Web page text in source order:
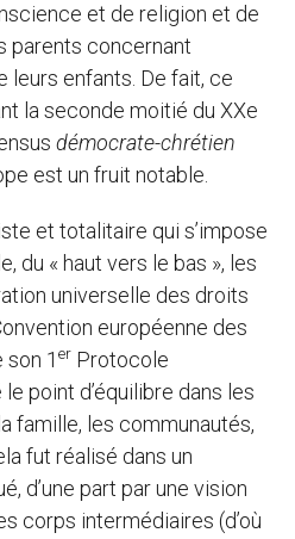
et de religion et de
parents concernant
leurs enfants. De fait, ce
la seconde moitié du XXe
démocrate-chrétien
est un fruit notable.
et totalitaire qui s’impose
du « haut vers le bas », les
universelle des droits
européenne des
son 1 er Protocole
point d’équilibre dans les
famille, les communautés,
fut réalisé dans un
d’une part par une vision
corps intermédiaires (d’où